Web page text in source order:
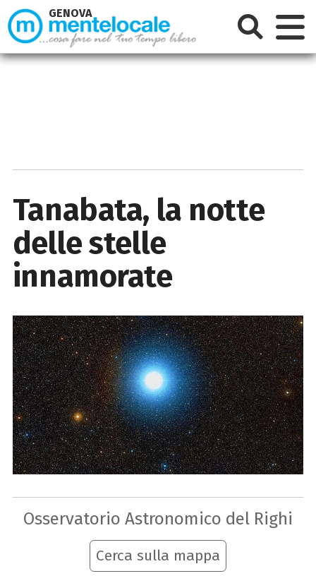
Tanabata, la notte
delle stelle
innamorate
Osservatorio Astronomico del Righi
Cerca sulla mappa
GENOVA